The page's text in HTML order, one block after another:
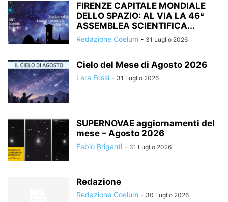
FIRENZE CAPITALE MONDIALE
DELLO SPAZIO: AL VIA LA 46ª
ASSEMBLEA SCIENTIFICA...
Redazione Coelum - 31 Luglio 2026
Cielo del Mese di Agosto 2026
Lara Fossi - 31 Luglio 2026
SUPERNOVAE aggiornamenti del
mese – Agosto 2026
Fabio Briganti - 31 Luglio 2026
Redazione
Redazione Coelum - 30 Luglio 2026